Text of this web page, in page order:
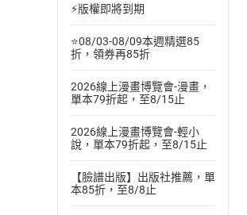
⚡版權即將到期
⭐08/03-08/09本週精選85
折，領券再85折
2026線上漫畫博覽會-漫畫，
單本79折起，至8/15止
2026線上漫畫博覽會-輕小
說，單本79折起，至8/15止
【臉譜出版】出版社推薦，單
本85折，至8/8止